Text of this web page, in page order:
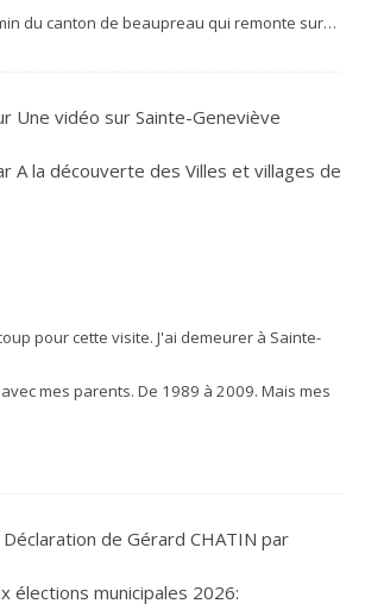
du canton de beaupreau qui remonte sur…
Une vidéo sur Sainte-Geneviève
A la découverte des Villes et villages de
pour cette visite. J'ai demeurer à Sainte-
mes parents. De 1989 à 2009. Mais mes
Déclaration de Gérard CHATIN par
élections municipales 2026: